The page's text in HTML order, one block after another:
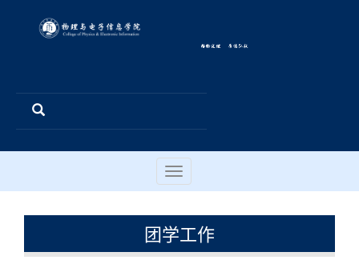
Toggle
navigation
团学工作